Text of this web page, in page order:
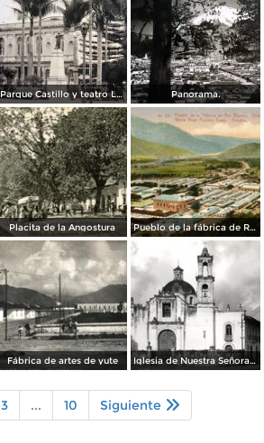
Parque Castillo y teatro Llave. Panorama.
Placita de la Angostura Pueblo de la fábrica de Río Blanco
Fábrica de artes de yute Iglesia de Nuestra Señora de los Dolores
3 ... 10 Siguiente